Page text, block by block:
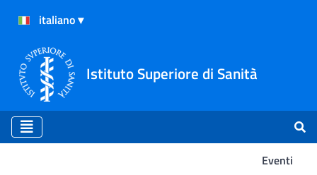
Istituto Superiore di Sanità
Eventi